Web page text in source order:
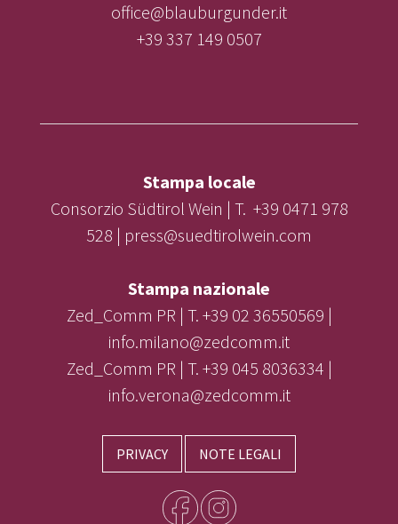
office@blauburgunder.it
+39 337 149 0507
Stampa locale
Consorzio Südtirol Wein | T. +39 0471 978
528 | press@suedtirolwein.com
Stampa nazionale
Zed_Comm PR | T. +39 02 36550569 |
info.milano@zedcomm.it
Zed_Comm PR | T. +39 045 8036334 |
info.verona@zedcomm.it
PRIVACY NOTE LEGALI